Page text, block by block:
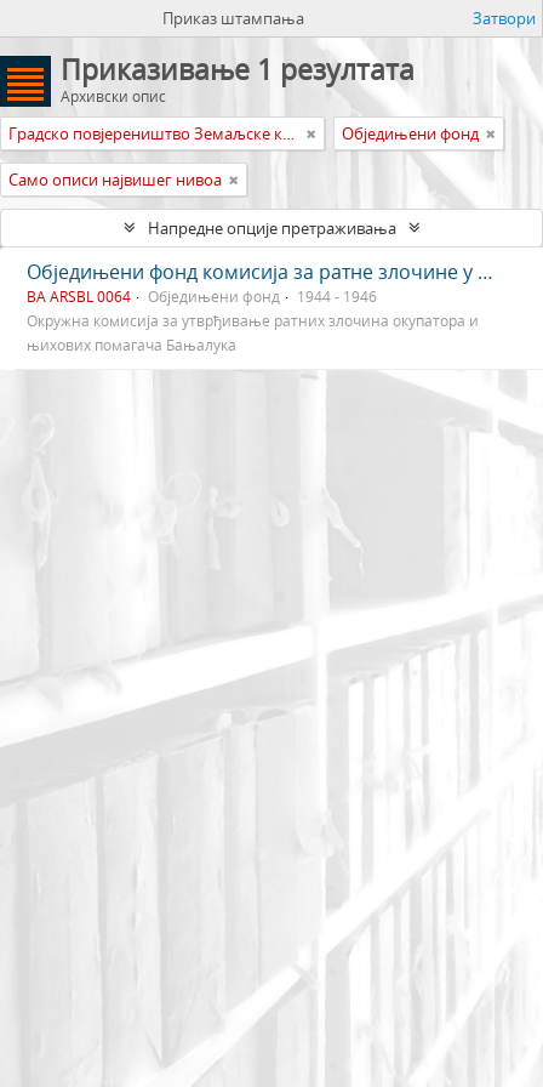
Приказ штампања Затвори
Приказивање 1 резултата
Архивски опис
Градско повјереништво Земаљске комисије Босне и Херцеговине за утврђивање ратних злочина окупатора и њихових помагача Бањалука Обједињени фонд
Само описи највишег нивоа
Напредне опције претраживања
Обједињени фонд комисија за ратне злочине у Бањалуци
BA ARSBL 0064 Обједињени фонд
1944 - 1946
Окружна комисија за утврђивање ратних злочина окупатора и
њихових помагача Бањалука